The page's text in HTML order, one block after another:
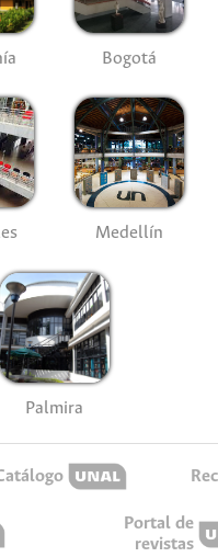
Bogotá
Medellín
Palmira
Portal de
revistas